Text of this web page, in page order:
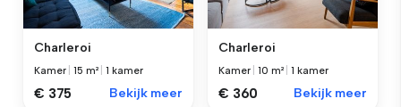
Charleroi
Kamer |15 m² |1 kamer
€ 375 Bekijk meer
Charleroi
Kamer |10 m² |1 kamer
€ 360 Bekijk meer